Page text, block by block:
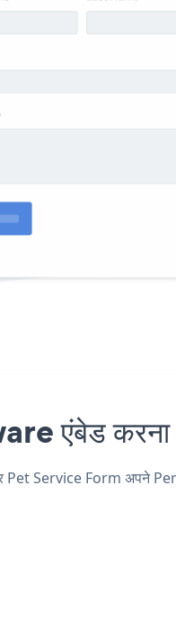
करना
Service Form अपने